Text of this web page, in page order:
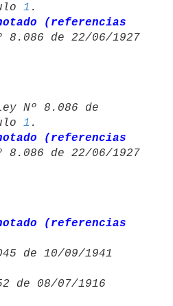
1
(referencias
8.086 de 22/06/1927
Nº 8.086 de
1
(referencias
8.086 de 22/06/1927
(referencias